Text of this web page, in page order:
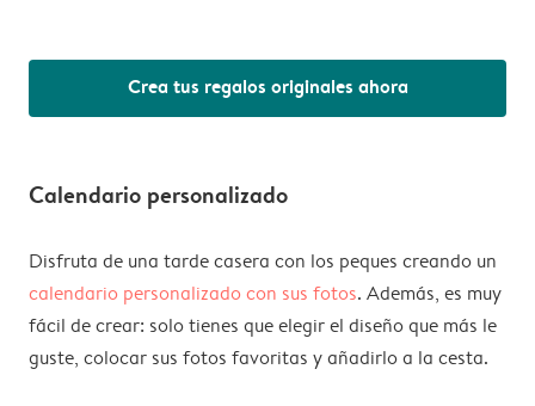
Crea tus regalos originales ahora
Calendario personalizado
Disfruta de una tarde casera con los peques creando un
calendario personalizado con sus fotos. Además, es muy
fácil de crear: solo tienes que elegir el diseño que más le
guste, colocar sus fotos favoritas y añadirlo a la cesta.